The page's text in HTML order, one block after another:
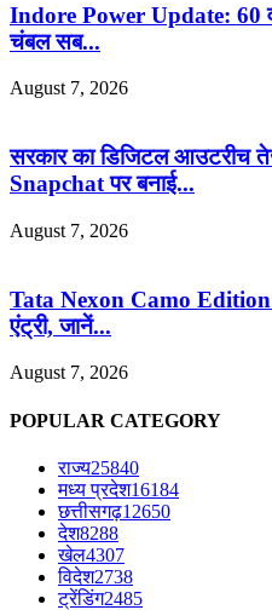
Indore Power Update: 60
चंबल सब...
August 7, 2026
सरकार का डिजिटल आउटरीच
Snapchat पर बनाई...
August 7, 2026
Tata Nexon Camo
एंट्री, जानें...
August 7, 2026
POPULAR CATEGORY
राज्य25840
मध्य प्रदेश16184
छत्तीसगढ़12650
देश8288
खेल4307
विदेश2738
ट्रेंडिंग2485